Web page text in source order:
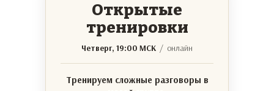
Открытые
тренировки
Четверг, 19:00 МСК / онлайн
Тренируем сложные разговоры в